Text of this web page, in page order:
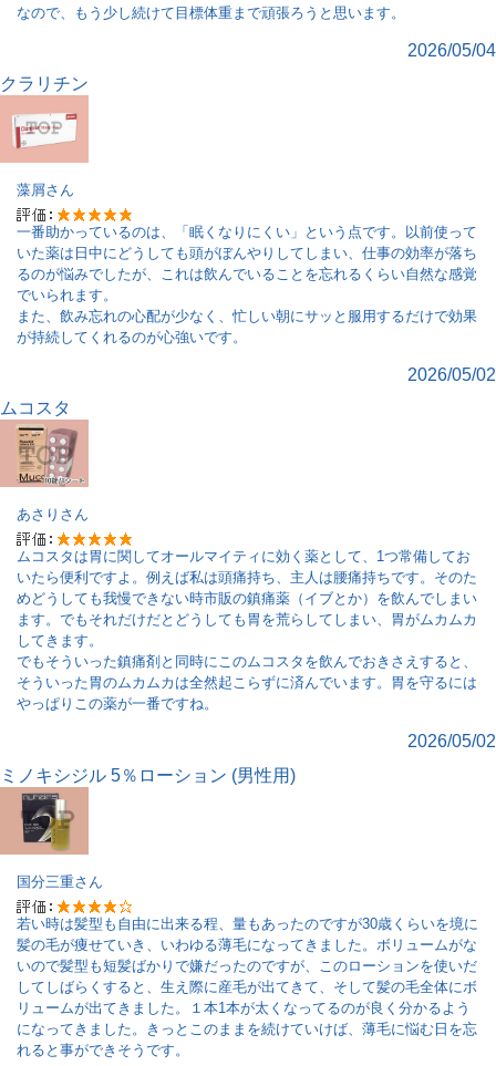
なので、もう少し続けて目標体重まで頑張ろうと思います。
2026/05/04
クラリチン
藻屑さん
一番助かっているのは、「眠くなりにくい」という点です。以前使って
いた薬は日中にどうしても頭がぼんやりしてしまい、仕事の効率が落ち
るのが悩みでしたが、これは飲んでいることを忘れるくらい自然な感覚
でいられます。
また、飲み忘れの心配が少なく、忙しい朝にサッと服用するだけで効果
が持続してくれるのが心強いです。
2026/05/02
ムコスタ
あさり さん
ムコスタは胃に関してオールマイティに効く薬として、1つ常備してお
いたら便利ですよ。例えば私は頭痛持ち、主人は腰痛持ちです。そのた
めどうしても我慢できない時市販の鎮痛薬（イブとか）を飲んでしまい
ます。でもそれだけだとどうしても胃を荒らしてしまい、胃がムカムカ
してきます。
でもそういった鎮痛剤と同時にこのムコスタを飲んでおきさえすると、
そういった胃のムカムカは全然起こらずに済んでいます。胃を守るには
やっぱりこの薬が一番ですね。
2026/05/02
ミノキシジル 5％ローション (男性用)
国分三重さん
若い時は髪型も自由に出来る程、量もあったのですが30歳くらいを境に
髪の毛が痩せていき、いわゆる薄毛になってきました。ボリュームがな
いので髪型も短髪ばかりで嫌だったのですが、このローションを使いだ
してしばらくすると、生え際に産毛が出てきて、そして髪の毛全体にボ
リュームが出てきました。１本1本が太くなってるのが良く分かるよう
になってきました。きっとこのままを続けていけば、薄毛に悩む日を忘
れると事ができそうです。